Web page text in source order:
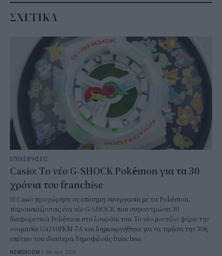
ΣΧΕΤΙΚΑ
ΕΠΙΧΕΙΡΗΣΕΙΣ
Casio: Το νέο G-SHOCK Pokémon για τα 30
χρόνια του franchise
Η Casio προχώρησε σε επίσημη συνεργασία με τα Pokémon,
παρουσιάζοντας ένα νέο G-SHOCK που συγκεντρώνει 30
διαφορετικά Pokémon στο λουράκι του. Το νέο μοντέλο φέρει την
ονομασία GA110PKM-7A και δημιουργήθηκε για να τιμήσει την 30ή
επέτειο του ιδιαίτερα δημοφιλούς franchise.
NEWSROOM / 06 Αυγ 2026